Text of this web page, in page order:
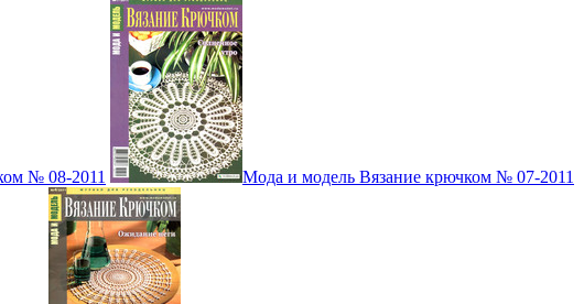
№ 08-2011 Мода и модель Вязание крючком № 07-2011